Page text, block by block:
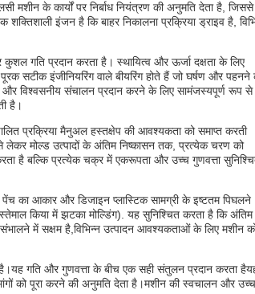
के कार्यों पर निर्बाध नियंत्रण की अनुमति देता है, जिससे
इंजन है कि बाहर निकालना प्रक्रिया ड्राइव है,
गति प्रदान करता है। स्थायित्व और ऊर्जा दक्षता के लिए
सटीक इंजीनियरिंग वाले बीयरिंग होते हैं जो घर्षण और पहनने
विश्वसनीय संचालन प्रदान करने के लिए सामंजस्यपूर्ण रूप से
है।
प्रक्रिया मैनुअल हस्तक्षेप की आवश्यकता को समाप्त करती
लेकर मोल्ड उत्पादों के अंतिम निष्कासन तक, प्रत्येक चरण को
है बल्कि प्रत्येक चक्र में एकरूपता और उच्च गुणवत्ता
का आकार और डिजाइन प्लास्टिक सामग्री के इष्टतम पिघलने
किया में झटका मोल्डिंग). यह सुनिश्चित करता है कि अंतिम
में सक्षम है,विभिन्न उत्पादन आवश्यकताओं के लिए मशीन
गति और गुणवत्ता के बीच एक सही संतुलन प्रदान करता
को पूरा करने की अनुमति देता है।मशीन की स्वचालन और उच्च